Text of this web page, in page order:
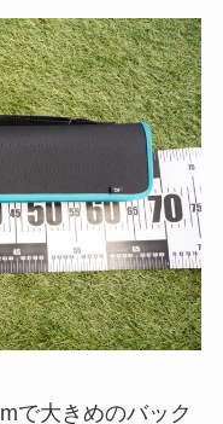
で大きめのバック